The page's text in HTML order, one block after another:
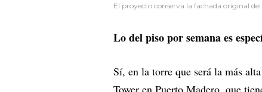
El proyecto conserva la fachada original
Lo del piso por semana es
Sí, en la torre que será la más
Tower en Puerto Madero, que